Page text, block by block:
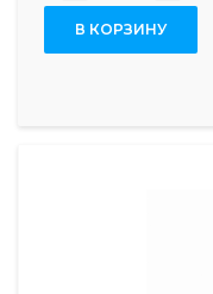
В КОРЗИНУ